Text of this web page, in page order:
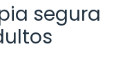
segura